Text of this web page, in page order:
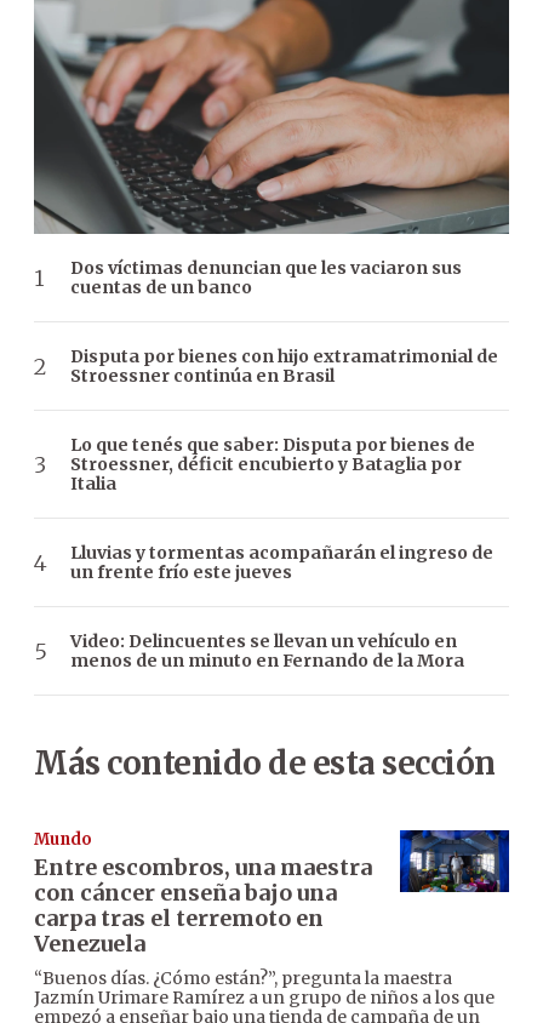
Dos víctimas denuncian que les vaciaron sus
cuentas de un banco
Disputa por bienes con hijo extramatrimonial de
Stroessner continúa en Brasil
Lo que tenés que saber: Disputa por bienes de
Stroessner, déficit encubierto y Bataglia por
Italia
Lluvias y tormentas acompañarán el ingreso de
un frente frío este jueves
Video: Delincuentes se llevan un vehículo en
menos de un minuto en Fernando de la Mora
Más contenido de esta sección
Mundo
Entre escombros, una maestra
con cáncer enseña bajo una
carpa tras el terremoto en
Venezuela
“Buenos días. ¿Cómo están?”, pregunta la maestra
Jazmín Urimare Ramírez a un grupo de niños a los que
empezó a enseñar bajo una tienda de campaña de un